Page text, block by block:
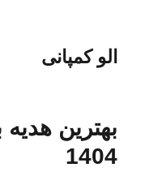
الو کمپانی
بهترین
1404